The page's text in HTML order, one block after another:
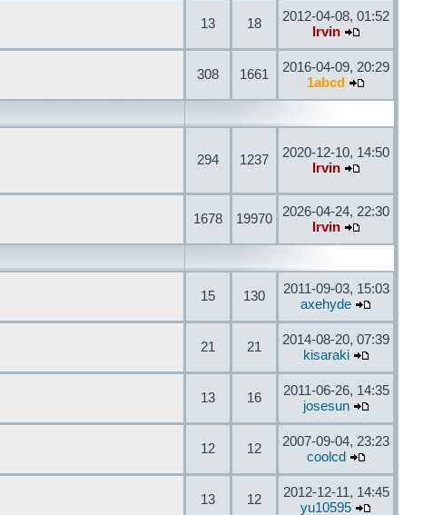
13 18
2012-04-08, 01:52
Irvin
308 1661
2016-04-09, 20:29
1abcd
294 1237
2020-12-10, 14:50
Irvin
1678 19970
2026-04-24, 22:30
Irvin
15 130
2011-09-03, 15:03
axehyde
21 21
2014-08-20, 07:39
kisaraki
13 16
2011-06-26, 14:35
josesun
12 12
2007-09-04, 23:23
coolcd
13 12
2012-12-11, 14:45
yu10595